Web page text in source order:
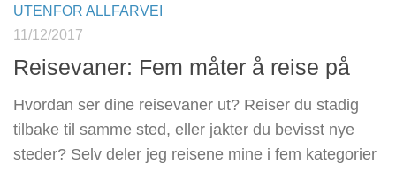
UTENFOR ALLFARVEI
11/12/2017
Reisevaner: Fem måter å reise på
Hvordan ser dine reisevaner ut? Reiser du stadig
tilbake til samme sted, eller jakter du bevisst nye
steder? Selv deler jeg reisene mine i fem kategorier